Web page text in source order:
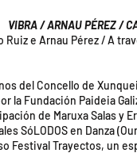
VIBRA / ARNAU PÉREZ /
e Arnau Pérez / A
del Concello de
la Fundación Paideia
de Maruxa Salas y
SóLODOS en Danza
Festival Trayectos, un